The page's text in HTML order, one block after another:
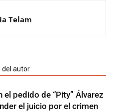
Telam
del autor
el pedido de “Pity” Álvarez
el juicio por el crimen